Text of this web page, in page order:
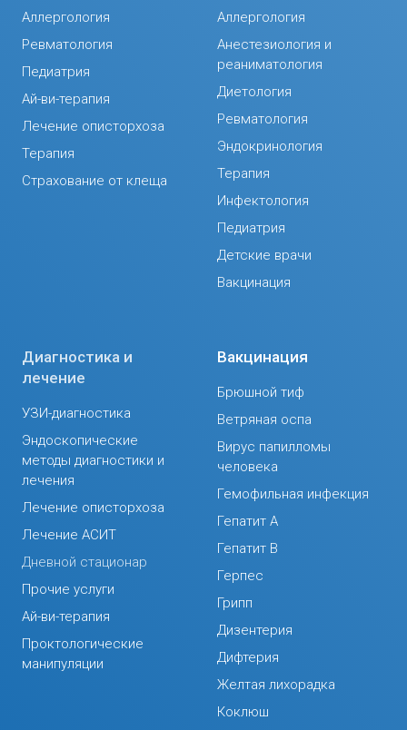
Аллергология
Ревматология
Педиатрия
Ай-ви-терапия
Лечение описторхоза
Терапия
Страхование от клеща
Аллергология
Анестезиология и
реаниматология
Диетология
Ревматология
Эндокринология
Терапия
Инфектология
Педиатрия
Детские врачи
Вакцинация
Диагностика и
лечение
УЗИ-диагностика
Эндоскопические
методы диагностики и
лечения
Лечение описторхоза
Лечение АСИТ
Дневной стационар
Прочие услуги
Ай-ви-терапия
Проктологические
манипуляции
Вакцинация
Брюшной тиф
Ветряная оспа
Вирус папилломы
человека
Гемофильная инфекция
Гепатит А
Гепатит В
Герпес
Грипп
Дизентерия
Дифтерия
Желтая лихорадка
Коклюш